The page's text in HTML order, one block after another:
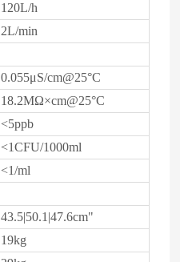
120L/h
2L/min
0.055μS/cm@25°C
18.2MΩ×cm@25°C
<5ppb
<1CFU/1000ml
<1/ml
43.5|50.1|47.6cm"
19kg